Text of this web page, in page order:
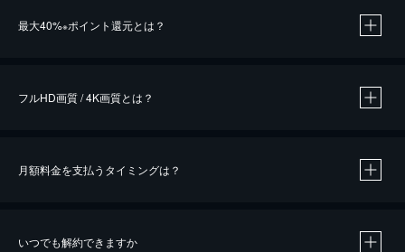
最大40%※ポイント還元とは？
※40％ポイント還元の対象は、クレジットカード決済による作品の購入 / レンタルです。
iOSアプリのUコイン決済による作品の購入 / レンタルは、20％のポイント還元です。
フルHD画質 / 4K画質とは？
月額料金を支払うタイミングは？
いつでも解約できますか